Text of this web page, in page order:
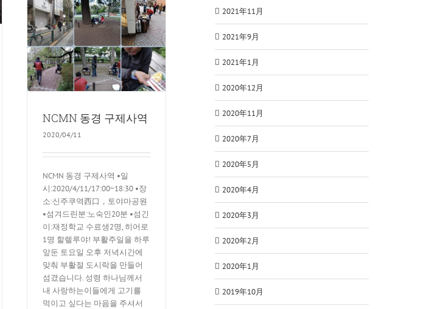
NCMN 동경 구제사역
2020/04/11
NCMN 동경 구제사역 •일
시:2020/4/11/17:00~18:30 •장
소:신주쿠역西口，토야마공원
•섬겨드린분:노숙인20분 •섬긴
이:재정학교 수료생2명, 히어로
1명 할렐루야! 부활주일을 하루
앞둔 토요일 오후 저녁시간에
맞춰 부활절 도시락을 만들어
섬겼습니다. 성령 하나님께서
내 사랑하는이들에게 고기를
먹이고 싶다는 마음을 주셔서
2021年11月
2021年9月
2021年1月
2020年12月
2020年11月
2020年7月
2020年5月
2020年4月
2020年3月
2020年2月
2020年1月
2019年10月